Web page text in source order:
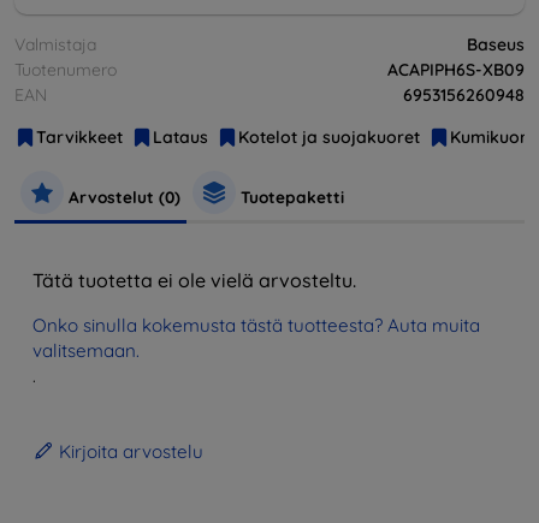
Valmistaja
Baseus
Tuotenumero
ACAPIPH6S-XB09
EAN
6953156260948
Tarvikkeet
Lataus Kotelot ja suojakuoret
Arvostelut (0) Tuotepaketti
Tätä tuotetta ei ole vielä arvosteltu.
Onko sinulla kokemusta tästä tuotteesta? Auta muita
valitsemaan.
.
Kirjoita arvostelu